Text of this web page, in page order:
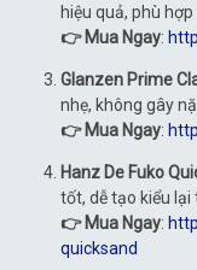
hiệu quả, phù
👉 Mua Ngay:
Glanzen Prime
nhẹ, không gây
👉 Mua Ngay:
Hanz De Fuko
tốt, dễ tạo kiểu
👉 Mua Ngay:
quicksand